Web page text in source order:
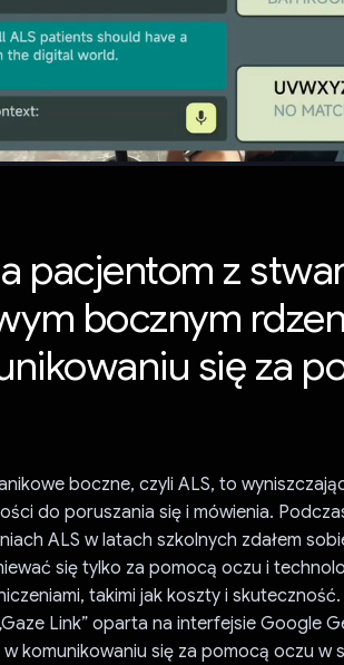
pacjentom z
bocznym
się za
boczne, czyli ALS, to
do poruszania się i mówienia.
ALS w latach szkolnych zdałem
się tylko za pomocą oczu i
takimi jak koszty i
Link” oparta na interfejsie Google
komunikowaniu się za pomocą oczu w